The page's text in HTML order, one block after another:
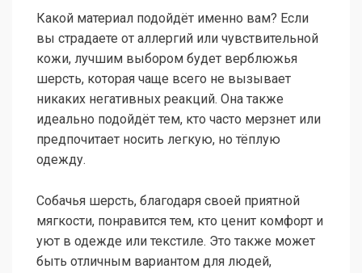
Какой материал подойдёт именно вам? Если
вы страдаете от аллергий или чувствительной
кожи, лучшим выбором будет верблюжья
шерсть, которая чаще всего не вызывает
никаких негативных реакций. Она также
идеально подойдёт тем, кто часто мерзнет или
предпочитает носить легкую, но тёплую
одежду.
Собачья шерсть, благодаря своей приятной
мягкости, понравится тем, кто ценит комфорт и
уют в одежде или текстиле. Это также может
быть отличным вариантом для людей,